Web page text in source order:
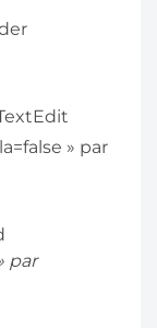
» par
par